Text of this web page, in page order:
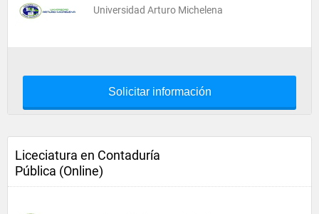
Universidad Arturo Michelena
Solicitar información
Liceciatura en Contaduría
Pública (Online)